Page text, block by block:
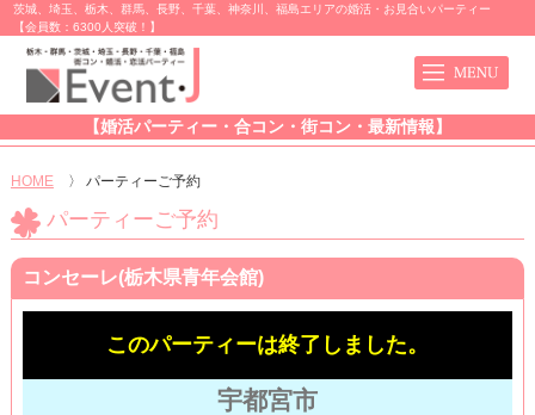
茨城、埼玉、栃木、群馬、長野、千葉、神奈川、福島エリアの婚活・お見合いパーティー
【会員数：6300人突破！】
【婚活パーティー・合コン・街コン・最新情報】
HOME 〉 パーティーご予約
パーティーご予約
コンセーレ(栃木県青年会館)
このパーティーは終了しました。
宇都宮市